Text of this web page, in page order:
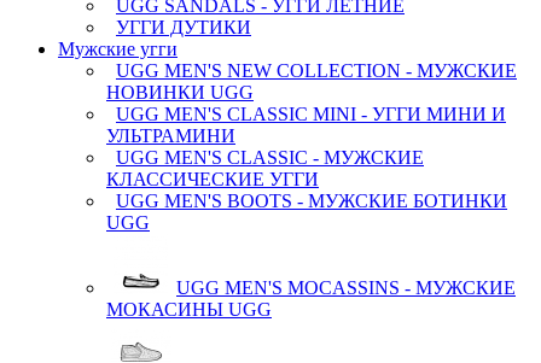
UGG SANDALS - УГГИ ЛЕТНИЕ
УГГИ ДУТИКИ
Мужские угги
UGG MEN'S NEW COLLECTION - МУЖСКИЕ
НОВИНКИ UGG
UGG MEN'S CLASSIC MINI - УГГИ МИНИ И
УЛЬТРАМИНИ
UGG MEN'S CLASSIC - МУЖСКИЕ
КЛАССИЧЕСКИЕ УГГИ
UGG MEN'S BOOTS - МУЖСКИЕ БОТИНКИ
UGG
UGG MEN'S MOCASSINS - МУЖСКИЕ
МОКАСИНЫ UGG